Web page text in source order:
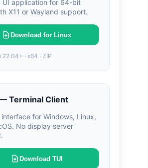
UI application for 64-bit
X11 or Wayland support.
Download for Linux
22.04+ · x64 · ZIP
Terminal Client
interface for Windows, Linux,
No display server
Download TUI